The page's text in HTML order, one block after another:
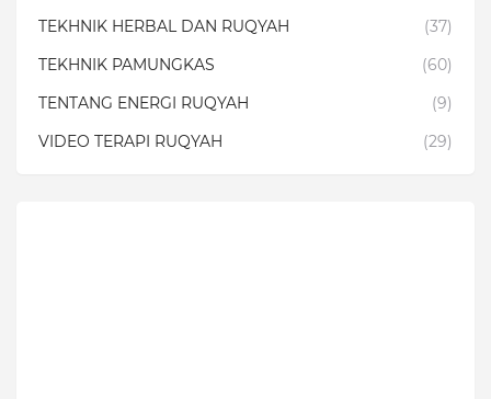
TEKHNIK HERBAL DAN RUQYAH
(37)
TEKHNIK PAMUNGKAS
(60)
TENTANG ENERGI RUQYAH
(9)
VIDEO TERAPI RUQYAH
(29)